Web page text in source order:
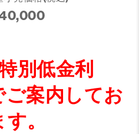
別低金利
ご案内してお
。